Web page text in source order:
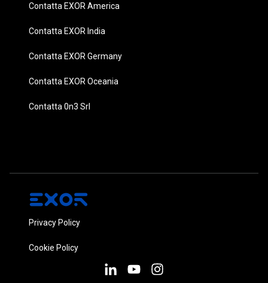
Contatta EXOR America
Contatta EXOR India
Contatta EXOR Germany
Contatta EXOR Oceania
Contatta 0n3 Srl
Privacy Policy
Cookie Policy